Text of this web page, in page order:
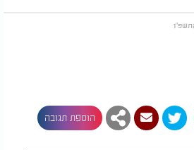
הוספת תגובה